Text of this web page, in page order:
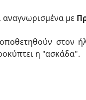
με
στον
η "ασκάδα".